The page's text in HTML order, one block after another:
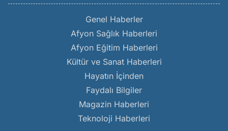
Genel Haberler
Afyon Sağlık Haberleri
Afyon Eğitim Haberleri
Kültür ve Sanat Haberleri
Hayatın İçinden
Faydalı Bilgiler
Magazin Haberleri
Teknoloji Haberleri